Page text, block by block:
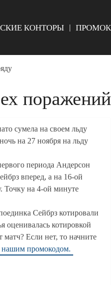
КОНТОРЫ
сумела на своем льду
на 27 ноября на льду
периода Андерсон
вперед, а на 16-ой
Точку на 4-ой минуте
Сейбрз котировали
оценивалась котировкой
Если нет, то начните
нашим промокодом.